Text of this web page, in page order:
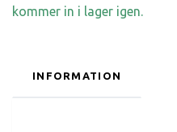
kommer in i lager igen.
INFORMATION